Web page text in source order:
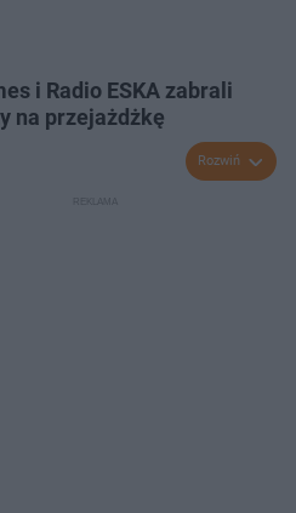
i Radio ESKA zabrali
na przejażdżkę
Rozwiń